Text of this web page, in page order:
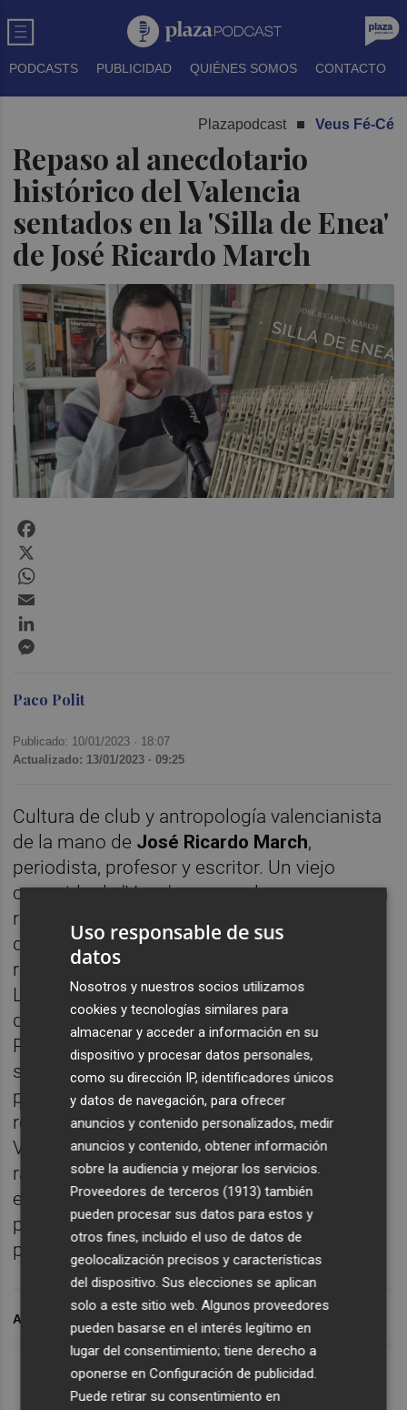
PODCASTS PUBLICIDAD QUIÉNES SOMOS CONTACTO
Plazapodcast Veus Fé-Cé
Repaso al anecdotario
histórico del Valencia
sentados en la 'Silla de Enea'
de José Ricardo March
Lo Más Escuchado
Paco Polit
Publicado: 10/01/2023 · 18:07
Actualizado: 13/01/2023 · 09:25
Cultura de club y antropología valencianista
de la mano de José Ricardo March,
periodista, profesor y escritor. Un viejo
conocido de 'Veus' regresa al programa para
repasar algunos de las decenas de relatos
que pueblan su libro 'Silla de Enea', que
recopila sus mejores columnas en el diario
Las Provincias. Nombres propios como los
de Vicente Peris, Antonio Puchades, Paco
Roig, el 'Calvito' de Juan Masiá, las
secciones deportivas o el entorno
periodístico del club se entrecruzan en un
repaso a los más de 100 años de vida del
Valencia a golpe de anécdotas que apenas
rascan la superficie de la riqueza de la
entidad a nivel histórico. Desde su domicilio
particular en València. Dirigido y presentado
por
Paco Polit .
ARCHIVADO EN
Uso responsable de sus
datos
Nosotros y nuestros socios utilizamos
cookies y tecnologías similares para
almacenar y acceder a información en su
dispositivo y procesar datos personales,
como su dirección IP, identificadores únicos
y datos de navegación, para ofrecer
anuncios y contenido personalizados, medir
anuncios y contenido, obtener información
sobre la audiencia y mejorar los servicios.
Proveedores de terceros (1913) también
pueden procesar sus datos para estos y
otros fines, incluido el uso de datos de
geolocalización precisos y características
del dispositivo. Sus elecciones se aplican
solo a este sitio web. Algunos proveedores
pueden basarse en el interés legítimo en
lugar del consentimiento; tiene derecho a
oponerse enConfiguración de publicidad.
Puede retirar su consentimiento en